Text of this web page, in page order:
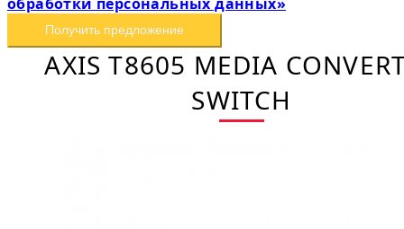
Получить предложение
AXIS T8605 MEDIA
SWITCH